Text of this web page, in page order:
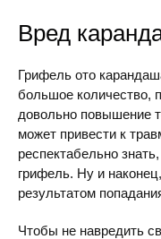
Вред
Грифель ото
большое количество,
довольно повышение
может привести к
респектабельно
грифель. Ну и
результатом
Чтобы не навредить